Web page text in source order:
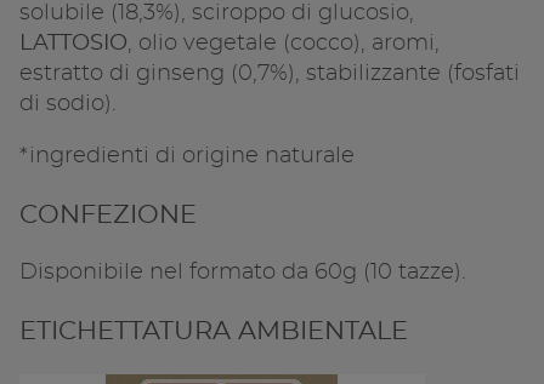
solubile (18,3%), sciroppo di glucosio,
LATTOSIO, olio vegetale (cocco), aromi,
estratto di ginseng (0,7%), stabilizzante (fosfati
di sodio).
*ingredienti di origine naturale
CONFEZIONE
Disponibile nel formato da 60g (10 tazze).
ETICHETTATURA AMBIENTALE